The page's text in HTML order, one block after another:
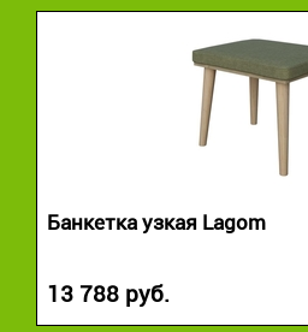
Банкетка узкая Lagom
13 788 руб.